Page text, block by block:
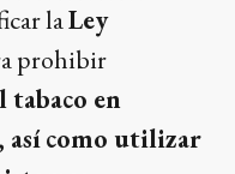
laLey
prohibir
tabaco en
así como utilizar